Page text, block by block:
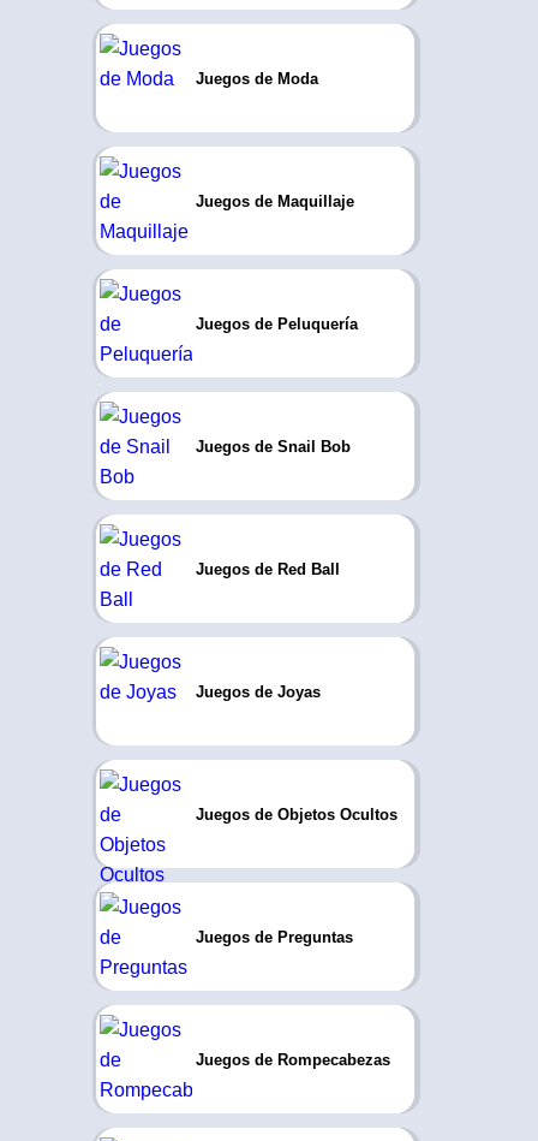
Juegos de Moda
Juegos de Maquillaje
Juegos de Peluquería
Juegos de Snail Bob
Juegos de Red Ball
Juegos de Joyas
Juegos de Objetos Ocultos
Juegos de Preguntas
Juegos de Rompecabezas